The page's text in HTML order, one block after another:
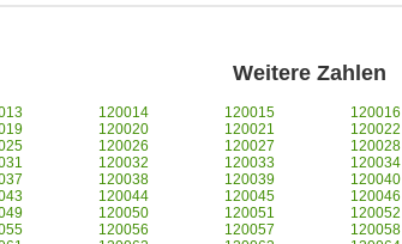
Weitere Zahlen
120014 120015 120016
120020 120021 120022
120026 120027 120028
120032 120033 120034
120038 120039 120040
120044 120045 120046
120050 120051 120052
120056 120057 120058